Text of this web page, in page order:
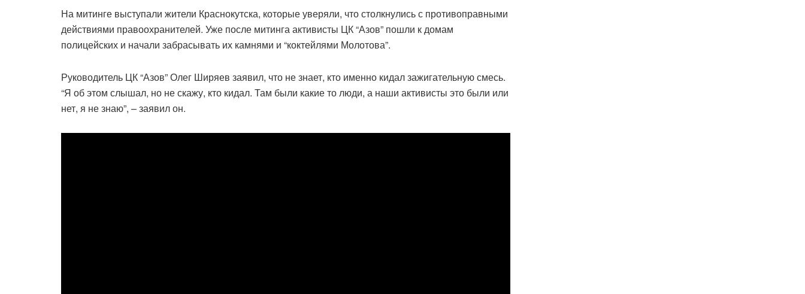
На митинге выступали жители Краснокутска, которые уверяли, что столкнулись с противоправными
действиями правоохранителей. Уже после митинга активисты ЦК “Азов” пошли к домам
полицейских и начали забрасывать их камнями и “коктейлями Молотова”.
Руководитель ЦК “Азов” Олег Ширяев заявил, что не знает, кто именно кидал зажигательную смесь.
“Я об этом слышал, но не скажу, кто кидал. Там были какие то люди, а наши активисты это были или
нет, я не знаю”, – заявил он.